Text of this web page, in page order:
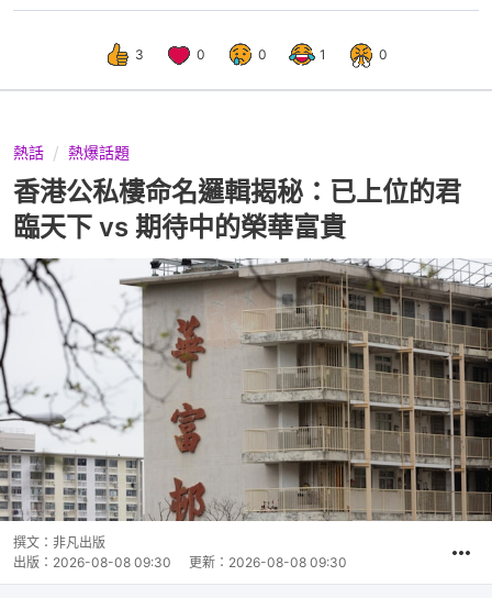
3 0 0 1 0
熱話 熱爆話題
香港公私樓命名邏輯揭秘：已上位的君
臨天下 vs 期待中的榮華富貴
撰文： 非凡出版
出版： 2026-08-08 09:30 更新： 2026-08-08 09:30